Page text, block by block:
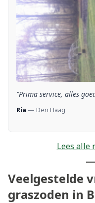
“Prima service, alles
Ria — Den Haag
Lees alle
Veelgestelde
graszoden in